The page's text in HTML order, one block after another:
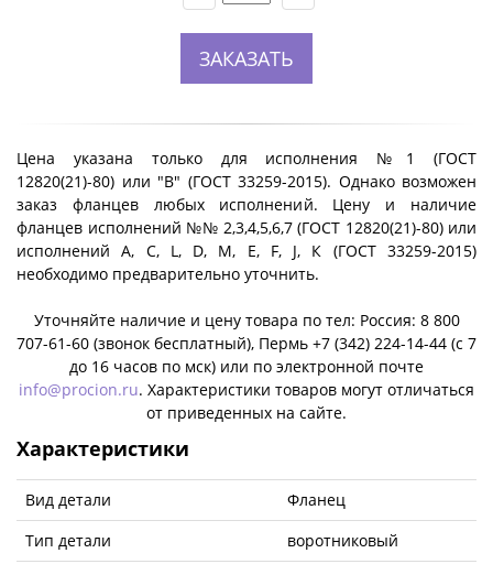
ЗАКАЗАТЬ
Цена указана только для исполнения №1 (ГОСТ
12820(21)-80) или "B" (ГОСТ 33259-2015). Однако возможен
заказ фланцев любых исполнений. Цену и наличие
фланцев исполнений №№ 2,3,4,5,6,7 (ГОСТ 12820(21)-80) или
исполнений A, C, L, D, M, E, F, J, К (ГОСТ 33259-2015)
необходимо предварительно уточнить.
Уточняйте наличие и цену товара по тел: Россия: 8 800
707-61-60 (звонок бесплатный), Пермь +7 (342) 224-14-44 (c 7
до 16 часов по мск) или по электронной почте
info@procion.ru. Характеристики товаров могут отличаться
от приведенных на сайте.
Характеристики
Вид детали
Фланец
Тип детали
воротниковый